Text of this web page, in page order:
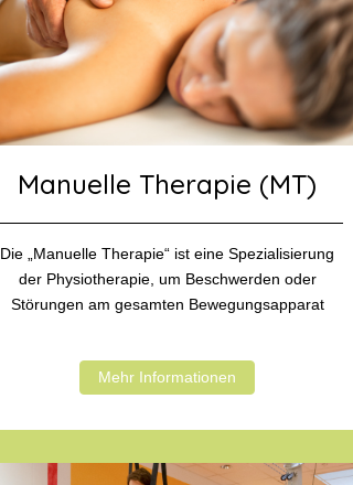
Manuelle Therapie (MT)
Die „Manuelle Therapie“ ist eine Spezialisierung
der Physiotherapie, um Beschwerden oder
Störungen am gesamten Bewegungsapparat
Mehr Informationen